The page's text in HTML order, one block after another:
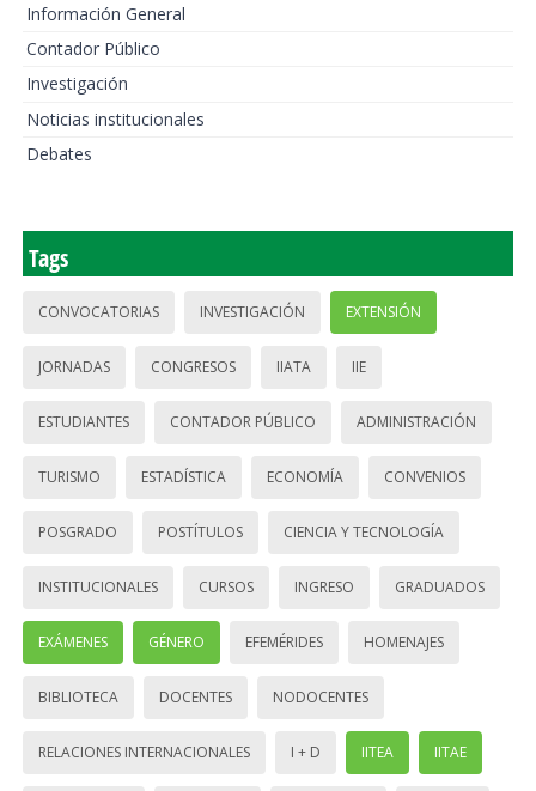
Información General
Contador Público
Investigación
Noticias institucionales
Debates
Tags
CONVOCATORIAS INVESTIGACIÓN EXTENSIÓN
JORNADAS CONGRESOS IIATA IIE
ESTUDIANTES CONTADOR PÚBLICO ADMINISTRACIÓN
TURISMO ESTADÍSTICA ECONOMÍA CONVENIOS
POSGRADO POSTÍTULOS CIENCIA Y TECNOLOGÍA
INSTITUCIONALES CURSOS INGRESO GRADUADOS
EXÁMENES GÉNERO EFEMÉRIDES HOMENAJES
BIBLIOTECA DOCENTES NODOCENTES
RELACIONES INTERNACIONALES I + D IITEA IITAE